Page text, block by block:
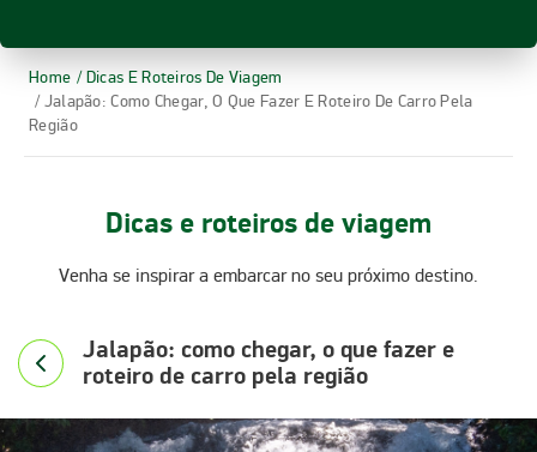
Home / Dicas E Roteiros De Viagem
/ Jalapão: Como Chegar, O Que Fazer E Roteiro De Carro Pela
Região
Dicas e roteiros de viagem
Venha se inspirar a embarcar no seu próximo destino.
Jalapão: como chegar, o que fazer e
roteiro de carro pela região